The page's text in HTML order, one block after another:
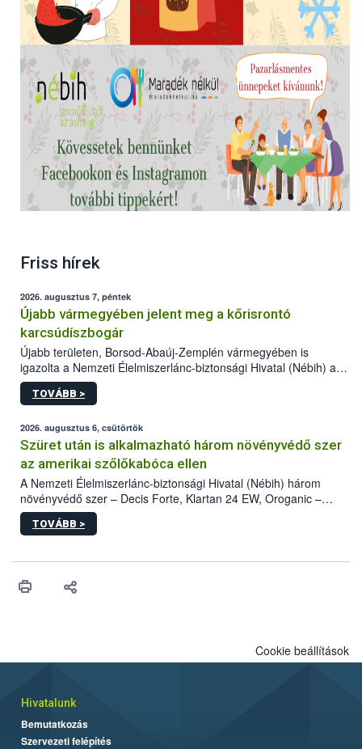
Friss hírek
2026. augusztus 7, péntek
Újabb vármegyében jelent meg a kőrisrontó
karcsúdíszbogár
Újabb területen, Borsod-Abaúj-Zemplén vármegyében is
igazolta a Nemzeti Élelmiszerlánc-biztonsági Hivatal (Nébih) a
kőrisrontó karcsúdíszbogár (Agrilus planipennis) jelenlétét. A
kártevőt nem csak színcsapdában találták meg, de már fertőzött
az intenzív felderítést, emellett az intézkedéseket a szlovák
hatósággal is összehangolják a terjedés megállítása érdekében.
TOVÁBB >
2026. augusztus 6, csütörtök
Szüret után is alkalmazható három növényvédő szer
az amerikai szőlőkabóca ellen
A Nemzeti Élelmiszerlánc-biztonsági Hivatal (Nébih) három
növényvédő szer – Decis Forte, Klartan 24 EW, Oroganic –
engedélyokiratát módosította, így azok a szüretet követően,
egészen a vesszőérettség (BBCH 91) stádiumáig
érésű szőlőkben is legyen lehetőség a károsító elleni további
felhasználók számára is elérhető és ökológiai termesztésben is
TOVÁBB >
Cookie beállítások
Hivatalunk
Bemutatkozás
Szervezeti felépítés